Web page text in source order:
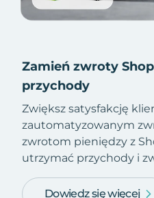
Zamień zwroty
przychody
Zwiększ satysfakcję
zautomatyzowanym
zwrotom pieniędzy z
utrzymać przychody i
Dowiedz się więcej